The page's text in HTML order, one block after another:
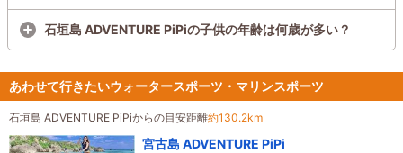
石垣島 ADVENTURE PiPiの子供の年齢は何歳が多い？
あわせて行きたいウォータースポーツ・マリンスポーツ
石垣島 ADVENTURE PiPiからの目安距離約130.2km
宮古島 ADVENTURE PiPi